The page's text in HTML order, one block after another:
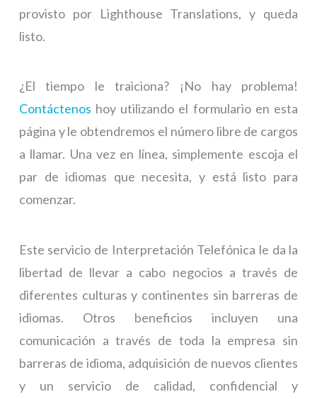
provisto por Lighthouse Translations, y queda
listo.
¿El tiempo le traiciona? ¡No hay problema!
Contáctenos hoy utilizando el formulario en esta
página y le obtendremos el número libre de cargos
a llamar. Una vez en línea, simplemente escoja el
par de idiomas que necesita, y está listo para
comenzar.
Este servicio de Interpretación Telefónica le da la
libertad de llevar a cabo negocios a través de
diferentes culturas y continentes sin barreras de
idiomas. Otros beneficios incluyen una
comunicación a través de toda la empresa sin
barreras de idioma, adquisición de nuevos clientes
y un servicio de calidad, confidencial y